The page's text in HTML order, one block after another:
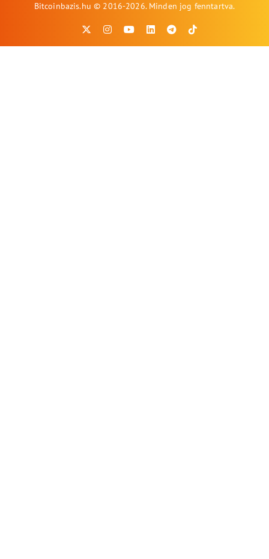
Bitcoinbazis.hu © 2016-2026. Minden jog fenntartva.